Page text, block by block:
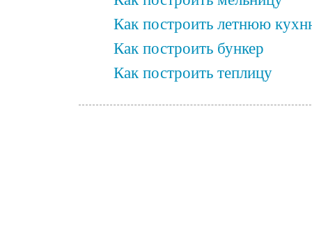
Как построить летнюю
Как построить бункер
Как построить теплицу